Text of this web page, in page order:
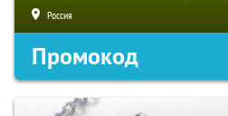
Россия
Промокод